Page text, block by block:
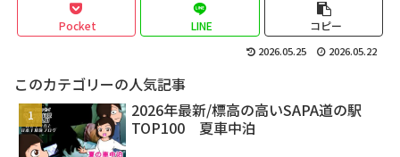
Pocket LINE コピー
2026.05.25 2026.05.22
このカテゴリーの人気記事
2026年最新/標高の高いSAPA道の駅
TOP100 夏車中泊